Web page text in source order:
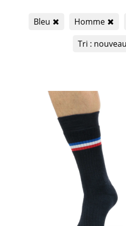
Bleu Homme
Tri :